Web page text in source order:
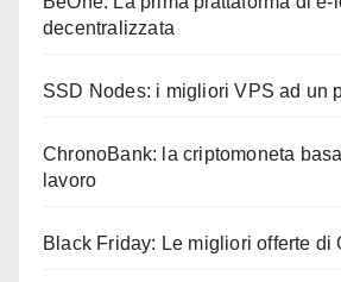
decentralizzata
SSD Nodes: i migliori VPS ad un
ChronoBank: la criptomoneta
lavoro
Black Friday: Le migliori offerte di